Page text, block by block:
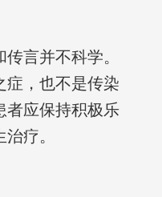
言并不科学。
症，也不是传染
者应保持积极乐
疗。